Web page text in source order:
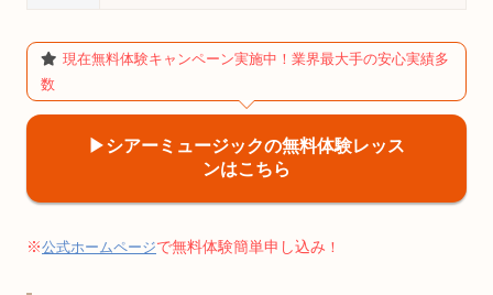
現在無料体験キャンペーン実施中！業界最大手の安心実績多
数
▶︎シアーミュージックの無料体験レッス
ンはこちら
※公式ホームページで無料体験簡単申し込み ！